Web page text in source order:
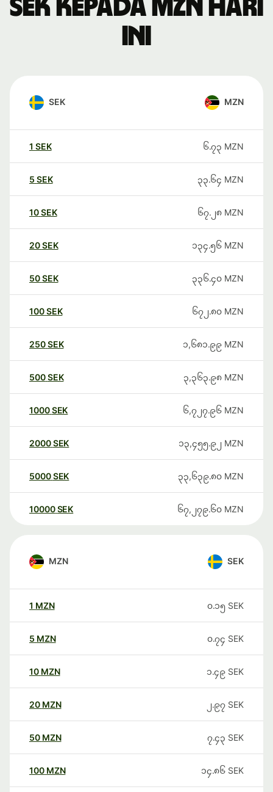
SEK kepada MZN hari
ini
SEK MZN
1 SEK ၆.၇၃ MZN
5 SEK ၃၃.၆၄ MZN
10SEK ၆၇.၂၈ MZN
20SEK ၁၃၄.၅၆ MZN
50SEK ၃၃၆.၄၀ MZN
100SEK ၆၇၂.၈၀ MZN
250SEK ၁,၆၈၁.၉၉ MZN
500SEK ၃,၃၆၃.၉၈ MZN
1000SEK ၆,၇၂၇.၉၆ MZN
2000SEK ၁၃,၄၅၅.၉၂ MZN
5000SEK ၃၃,၆၃၉.၈၀ MZN
10000 SEK ၆၇,၂၇၉.၆၀ MZN
MZN SEK
1 MZN ၀.၁၅ SEK
5 MZN ၀.၇၄ SEK
10 MZN ၁.၄၉ SEK
20 MZN ၂.၉၇ SEK
50 MZN ၇.၄၃ SEK
100 MZN ၁၄.၈၆ SEK